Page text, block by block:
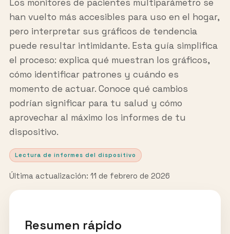
Los monitores de pacientes multiparámetro se
han vuelto más accesibles para uso en el hogar,
pero interpretar sus gráficos de tendencia
puede resultar intimidante. Esta guía simplifica
el proceso: explica qué muestran los gráficos,
cómo identificar patrones y cuándo es
momento de actuar. Conoce qué cambios
podrían significar para tu salud y cómo
aprovechar al máximo los informes de tu
dispositivo.
Lectura de informes del dispositivo
Última actualización: 11 de febrero de 2026
Resumen rápido